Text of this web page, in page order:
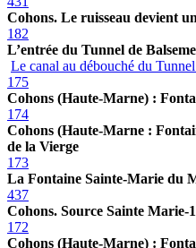
Cohons. Le ruisseau devient
182
L’entrée du Tunnel de
Le canal au débouché du
175
Cohons (Haute-Marne) :
174
Cohons (Haute-Marne :
de la Vierge
173
La Fontaine Sainte-Marie du
437
Cohons. Source Sainte Marie-1
172
Cohons (Haute-Marne) :